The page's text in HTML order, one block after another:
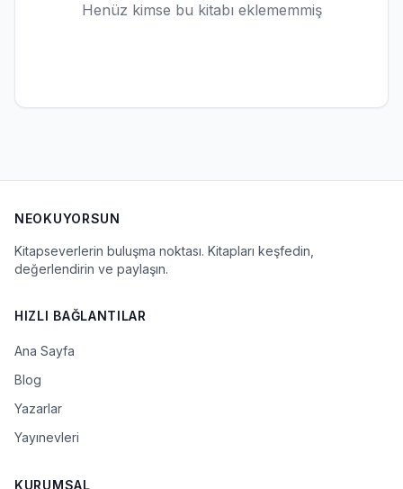
Henüz kimse bu kitabı eklememmiş
NEOKUYORSUN
Kitapseverlerin buluşma noktası. Kitapları keşfedin,
değerlendirin ve paylaşın.
HIZLI BAĞLANTILAR
Ana Sayfa
Blog
Yazarlar
Yayınevleri
KURUMSAL